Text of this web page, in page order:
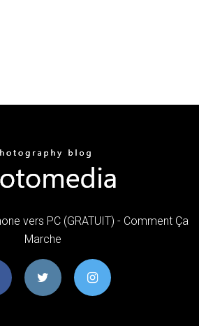
vers PC (GRATUIT) - Comment Ça
Marche